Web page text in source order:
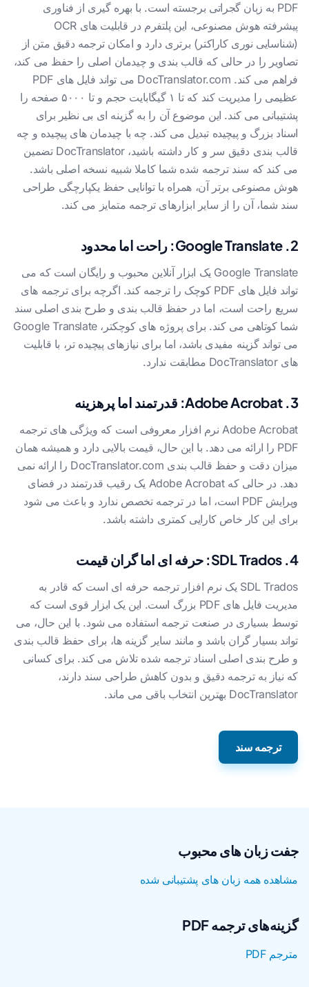
PDF به زبان گجراتی برجسته است. با بهره گیری از فناوری
پیشرفته هوش مصنوعی، این پلتفرم در قابلیت های OCR
(شناسایی نوری کاراکتر) برتری دارد و امکان ترجمه دقیق متن از
تصاویر را در حالی که قالب بندی و چیدمان اصلی را حفظ می کند،
فراهم می کند. DocTranslator.com می تواند فایل های PDF
عظیمی را مدیریت کند که تا ۱ گیگابایت حجم و تا ۵۰۰۰ صفحه را
پشتیبانی می کند. این موضوع آن را به گزینه ای بی نظیر برای
اسناد بزرگ و پیچیده تبدیل می کند. چه با چیدمان های پیچیده و چه
قالب بندی دقیق سر و کار داشته باشید، DocTranslator تضمین
می کند که سند ترجمه شده شما کاملا شبیه نسخه اصلی باشد.
هوش مصنوعی برتر آن، همراه با توانایی حفظ یکپارچگی طراحی
سند شما، آن را از سایر ابزارهای ترجمه متمایز می کند.
2. Google Translate: راحت اما محدود
Google Translate یک ابزار آنلاین محبوب و رایگان است که می
تواند فایل های PDF کوچک را ترجمه کند. اگرچه برای ترجمه های
سریع راحت است، اما در حفظ قالب بندی و طرح بندی اصلی سند
شما کوتاهی می کند. برای پروژه های کوچکتر، Google Translate
می تواند گزینه مفیدی باشد، اما برای نیازهای پیچیده تر، با قابلیت
های DocTranslator مطابقت ندارد.
3. Adobe Acrobat: قدرتمند اما پرهزینه
Adobe Acrobat نرم افزار معروفی است که ویژگی های ترجمه
PDF را ارائه می دهد. با این حال، قیمت بالایی دارد و همیشه همان
میزان دقت و حفظ قالب بندی DocTranslator.com را ارائه نمی
دهد. در حالی که Adobe Acrobat یک رقیب قدرتمند در فضای
ویرایش PDF است، اما در ترجمه تخصص ندارد و باعث می شود
برای این کار خاص کارایی کمتری داشته باشد.
4. SDL Trados: حرفه ای اما گران قیمت
SDL Trados یک نرم افزار ترجمه حرفه ای است که قادر به
مدیریت فایل های PDF بزرگ است. این یک ابزار قوی است که
توسط بسیاری در صنعت ترجمه استفاده می شود. با این حال، می
تواند بسیار گران باشد و مانند سایر گزینه ها، برای حفظ قالب بندی
و طرح بندی اصلی اسناد ترجمه شده تلاش می کند. برای کسانی
که نیاز به ترجمه دقیق و بدون کاهش طراحی سند دارند،
DocTranslator بهترین انتخاب باقی می ماند.
ترجمه سند
جفت زبان های محبوب
مشاهده همه زبان های پشتیبانی شده
گزینه‌های ترجمه PDF
مترجم PDF